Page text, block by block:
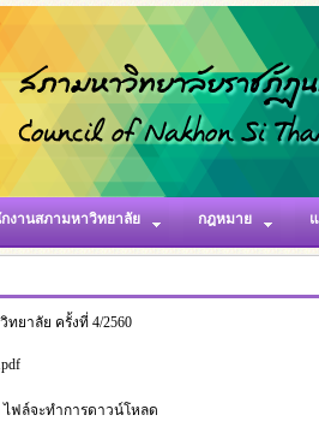
กงานสภามหาวิทยาลัย กฎหมาย
ยาลัย ครั้งที่ 4/2560
ฟล์จะทำการดาวน์โหลด